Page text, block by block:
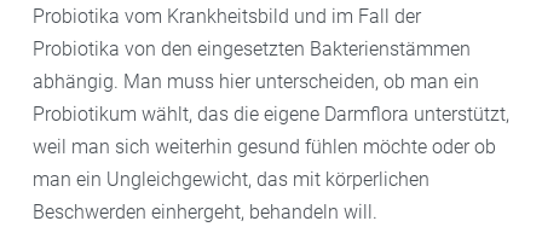
Schon vor 3,4 Millionen Jahren soll „fermentierter
Mageninhalt von erlegten Tieren“ auf dem Speiseplan
der Steinzeitmenschen gestanden sein.
Meist diente der Prozess der Fermentation dazu, die
sommerliche Ernte für den Winter haltbar zu machen.
Auch heute lohnt es sich, Kefir, Joghurt und
Sauerkraut selbst herzustellen. Denn „das klassische
Probiotika vom Krankheitsbild und im Fall der
Probiotika von den eingesetzten Bakterienstämmen
abhängig. Man muss hier unterscheiden, ob man ein
Probiotikum wählt, das die eigene Darmflora unterstützt,
weil man sich weiterhin gesund fühlen möchte oder ob
man ein Ungleichgewicht, das mit körperlichen
Beschwerden einhergeht, behandeln will.